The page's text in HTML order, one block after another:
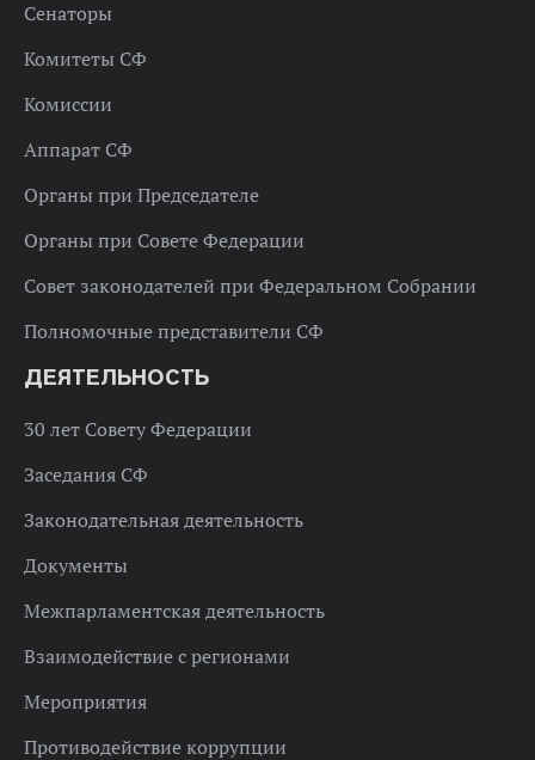
Сенаторы
Комитеты СФ
Комиссии
Аппарат СФ
Органы при Председателе
Органы при Совете Федерации
Совет законодателей при Федеральном Собрании
Полномочные представители СФ
ДЕЯТЕЛЬНОСТЬ
30 лет Совету Федерации
Заседания СФ
Законодательная деятельность
Документы
Межпарламентская деятельность
Взаимодействие с регионами
Мероприятия
Противодействие коррупции